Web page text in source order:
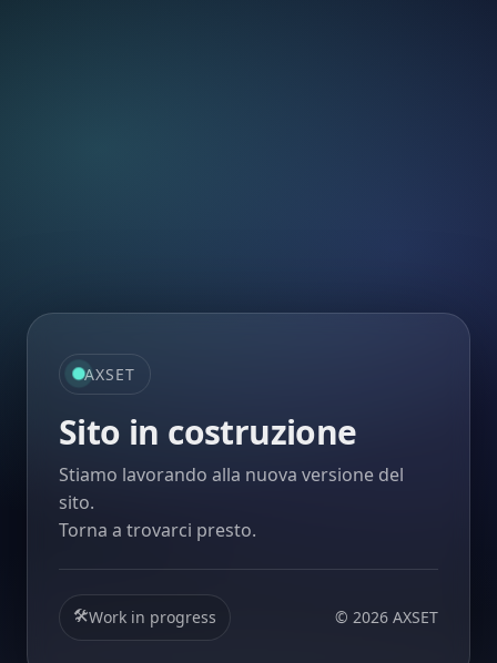
AXSET
Sito in costruzione
Stiamo lavorando alla nuova versione del
sito.
Torna a trovarci presto.
🛠️Work in progress © 2026 AXSET